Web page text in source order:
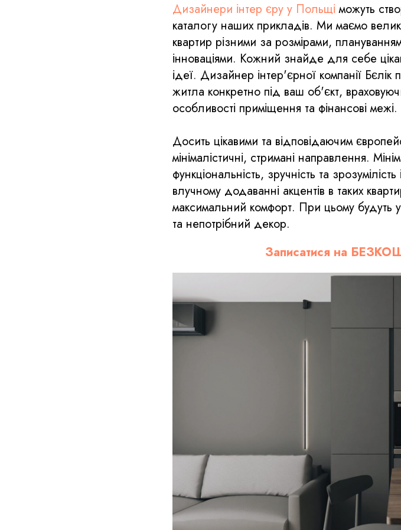
Дизайнери інтер єру у Польщі можуть
каталогу наших прикладів. Ми маємо
квартир різними за розмірами,
інноваціями. Кожний знайде для себе
ідеї. Дизайнер інтер'єрної компанії
житла конкретно під ваш об'єкт,
особливості приміщення та фінансові межі.
Досить цікавими та відповідаючим
мінімалістичні, стримані направлення.
функціональність, зручність та
влучному додаванні акцентів в таких
максимальний комфорт. При цьому будуть
та непотрібний декор.
Записатися на